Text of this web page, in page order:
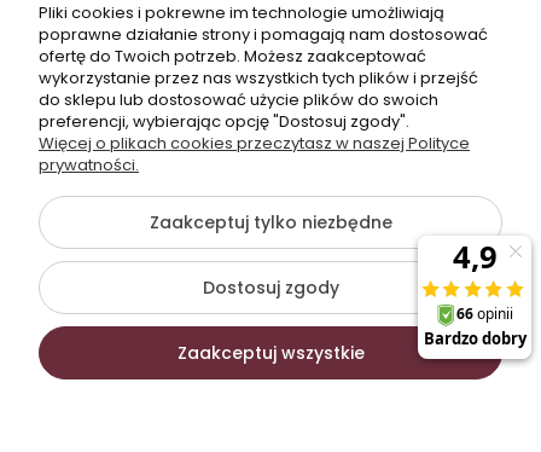
Dane kontaktowe
603377506
sklep@komfort-biuro.pl
Nasz Facebook
©2026 Wszelkie Prawa Zastrzeżone | Komfort Biuro - meble
biurowe
Szablon Flex byEcommercy
Pliki cookies i pokrewne im technologie umożliwiają
poprawne działanie strony i pomagają nam dostosować
ofertę do Twoich potrzeb. Możesz zaakceptować
wykorzystanie przez nas wszystkich tych plików i przejść
do sklepu lub dostosować użycie plików do swoich
preferencji, wybierając opcję "Dostosuj zgody".
Więcej o plikach cookies przeczytasz w naszej Polityce
prywatności.
Zaakceptuj tylko niezbędne
Dostosuj zgody
Zaakceptuj wszystkie